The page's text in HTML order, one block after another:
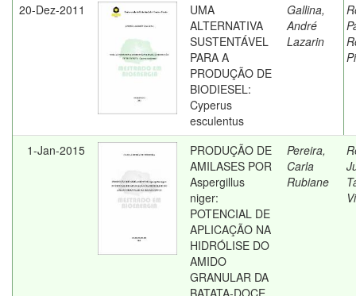
20-Dez-2011
UMA
ALTERNATIVA
SUSTENTÁVEL
PARA A
PRODUÇÃO DE
BIODIESEL:
Cyperus
esculentus
Gallina,
André
Lazarin
1-Jan-2015
PRODUÇÃO DE
AMILASES POR
Aspergillus
niger:
POTENCIAL DE
APLICAÇÃO NA
HIDRÓLISE DO
AMIDO
GRANULAR DA
BATATA-DOCE
Pereira,
Carla
Rubiane